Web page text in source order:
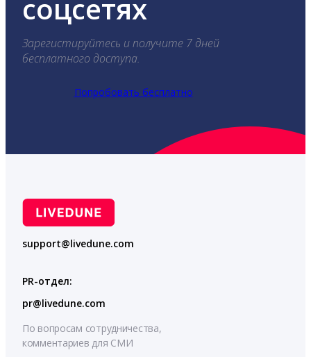
соцсетях
Зарегистируйтесь и получите 7 дней
бесплатного доступа.
Попробовать бесплатно
support@livedune.com
PR-отдел:
pr@livedune.com
По вопросам сотрудничества,
комментариев для СМИ